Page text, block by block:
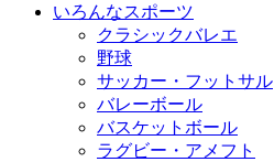
いろんなスポーツ
クラシックバレエ
野球
サッカー・フットサル
バレーボール
バスケットボール
ラグビー・アメフト